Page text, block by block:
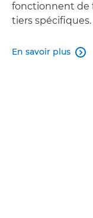
fonctionnent de
tiers spécifiques.
En savoir plus 